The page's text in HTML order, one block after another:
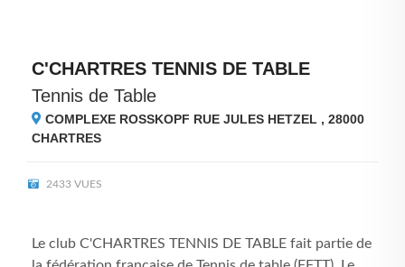
C'CHARTRES TENNIS DE TABLE
Tennis de Table
COMPLEXE ROSSKOPF RUE JULES HETZEL , 28000
CHARTRES
2433 VUES
Le club C'CHARTRES TENNIS DE TABLE fait partie de